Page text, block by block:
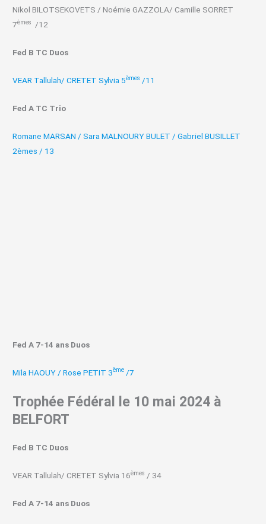
Nikol BILOTSEKOVETS / Noémie GAZZOLA/ Camille SORRET
7èmes /12
Fed B TC Duos
VEAR Tallulah/ CRETET Sylvia 5èmes /11
Fed A TC Trio
Romane MARSAN / Sara MALNOURY BULET / Gabriel BUSILLET
2èmes / 13
Fed A 7-14 ans Duos
Mila HAOUY / Rose PETIT 3ème /7
Trophée Fédéral le 10 mai 2024 à
BELFORT
Fed B TC Duos
VEAR Tallulah/ CRETET Sylvia 16èmes / 34
Fed A 7-14 ans Duos